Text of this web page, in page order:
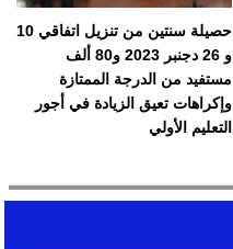
حصيلة سنتين من تنزيل اتفاقي 10
و 26 دجنبر 2023 و80 ألف
مستفيد من الدرجة الممتازة
وإكراهات تعيق الزيادة في أجور
التعليم الأولي